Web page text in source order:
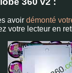
avoir démonté
votre lecteur en